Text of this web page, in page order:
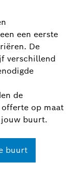
een eerste
De
verschillend
de
op maat
buurt.
buurt